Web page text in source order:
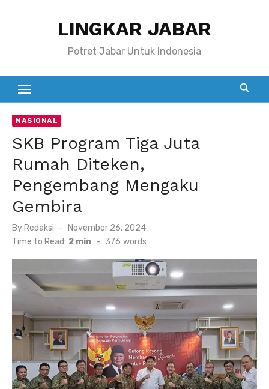
LINGKAR JABAR
Potret Jabar Untuk Indonesia
NASIONAL
SKB Program Tiga Juta
Rumah Diteken,
Pengembang Mengaku
Gembira
By Redaksi
Posted
on
November 26, 2024
Time to Read: 2 min - 376 words